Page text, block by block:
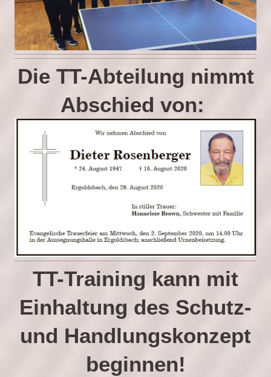
Die TT-Abteilung nimmt
Abschied von:
TT-Training kann mit
Einhaltung des Schutz-
und Handlungskonzept
beginnen!